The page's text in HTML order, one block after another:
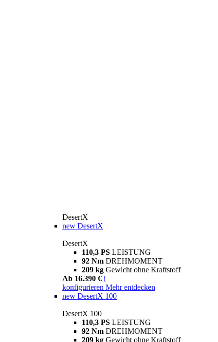
DesertX
new DesertX
DesertX
110,3 PS LEISTUNG
92 Nm DREHMOMENT
209 kg Gewicht ohne Kraftstoff
Ab 16.390 € i
konfigurieren Mehr entdecken
new DesertX 100
DesertX 100
110,3 PS LEISTUNG
92 Nm DREHMOMENT
209 kg Gewicht ohne Kraftstoff